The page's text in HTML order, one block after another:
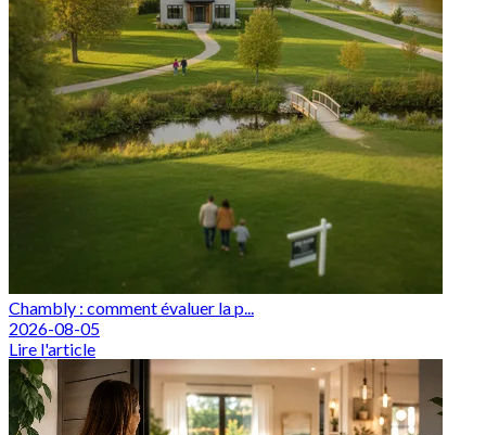
Chambly : comment évaluer la p...
2026-08-05
Lire l'article